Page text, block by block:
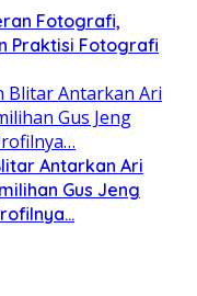
Fotografi,
Praktisi Fotografi
Antarkan Ari
Gus Jeng